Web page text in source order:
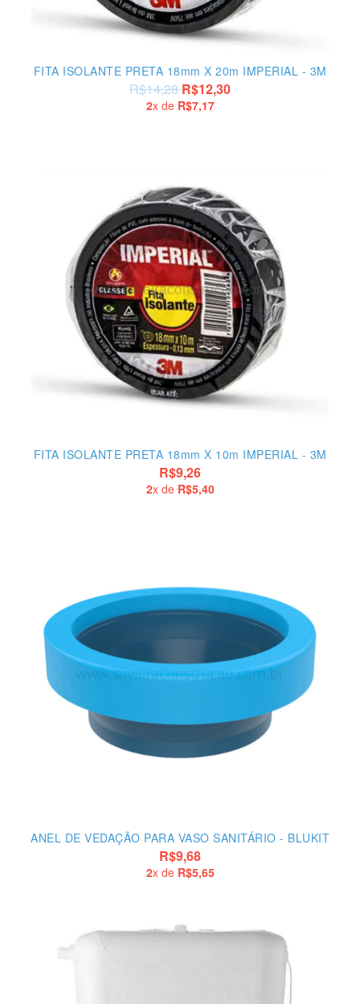
FITA ISOLANTE PRETA 18mm X 20m IMPERIAL - 3M
R$14,28 R$12,30
2x de R$7,17
FITA ISOLANTE PRETA 18mm X 10m IMPERIAL - 3M
R$9,26
2x de R$5,40
ANEL DE VEDAÇÃO PARA VASO SANITÁRIO - BLUKIT
R$9,68
2x de R$5,65